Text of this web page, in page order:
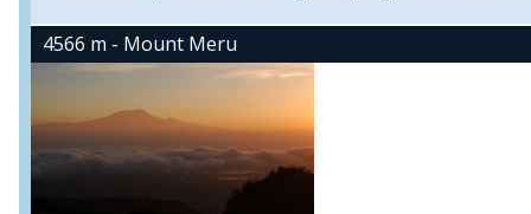
4566 m - Mount Meru